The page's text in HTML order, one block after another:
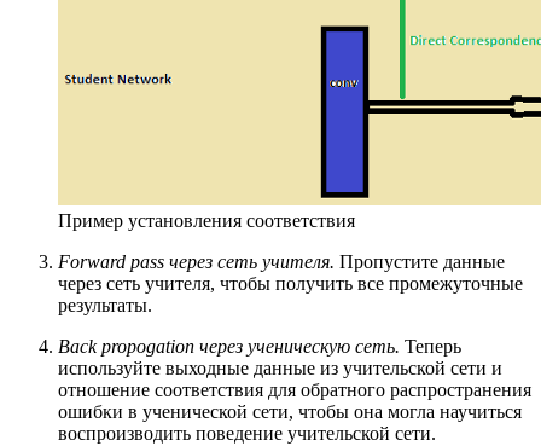
Пример установления соответствия
Forward pass через сеть учителя. Пропустите данные
через сеть учителя, чтобы получить все промежуточные
результаты.
Back propogation через ученическую сеть. Теперь
используйте выходные данные из учительской сети и
отношение соответствия для обратного распространения
ошибки в ученической сети, чтобы она могла научиться
воспроизводить поведение учительской сети.